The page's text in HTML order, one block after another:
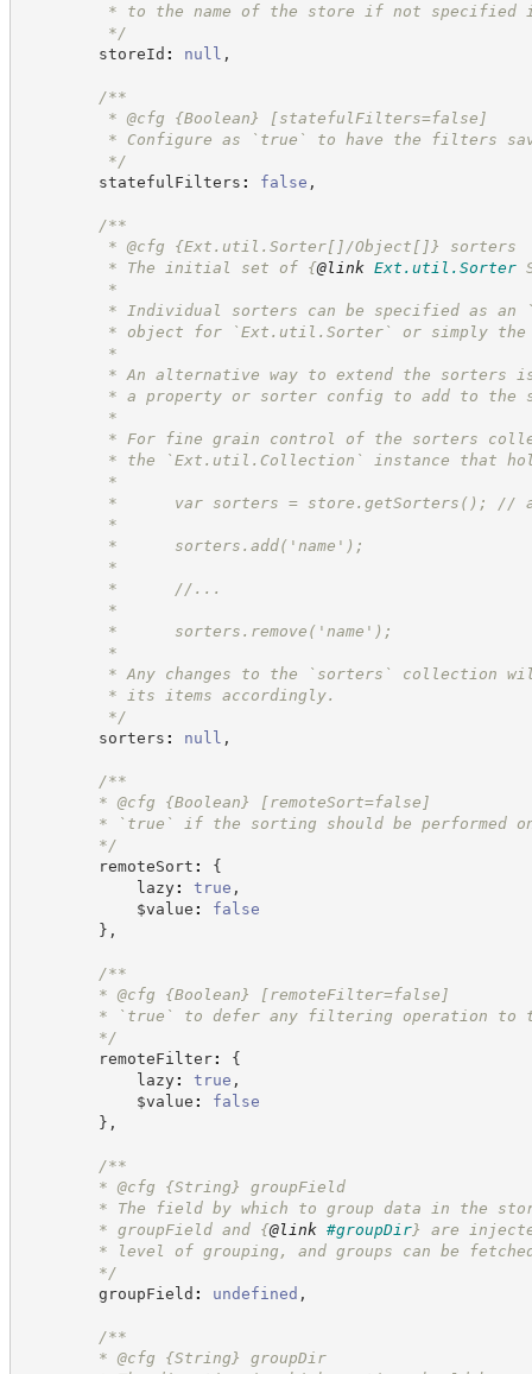
* to the name of the store if not specified
*/
storeId : null ,
/**
* @cfg {Boolean}
[statefulFilters=false]
* Configure as `true` to have the filters
*/
statefulFilters : false ,
/**
* @cfg {Ext.util.Sorter[]/Object[]} sorters
* The initial set of {@link Ext.util.Sorter
*
* Individual sorters can be specified as an
* object for `Ext.util.Sorter` or simply the
*
* An alternative way to extend the sorters is
* a property or sorter config to add to the
*
* For fine grain control of the sorters
* the `Ext.util.Collection` instance that
*
*      var sorters = store.getSorters(); //
*
*      sorters.add('name');
*
*      //...
*
*      sorters.remove('name');
*
* Any changes to the `sorters` collection will
* its items accordingly.
*/
sorters : null ,
/**
* @cfg {Boolean}
[remoteSort=false]
* `true` if the sorting should be performed
*/
remoteSort :
{
lazy: true ,
$value :
false
} ,
/**
* @cfg {Boolean}
[remoteFilter=false]
* `true` to defer any filtering operation to
*/
remoteFilter:
{
lazy: true ,
$value :
false
} ,
/**
* @cfg {String}
groupField
* The field by which to group data in the
* groupField and {@link #groupDir} are
* level of grouping, and groups can be
*/
groupField : undefined ,
/**
* @cfg {String}
groupDir